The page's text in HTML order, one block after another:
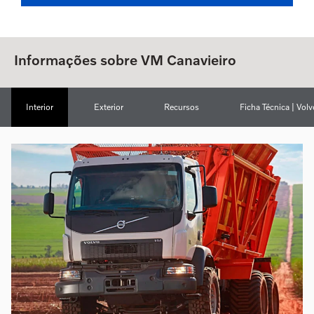
Informações sobre VM Canavieiro
Interior Exterior Recursos Ficha Técnica |